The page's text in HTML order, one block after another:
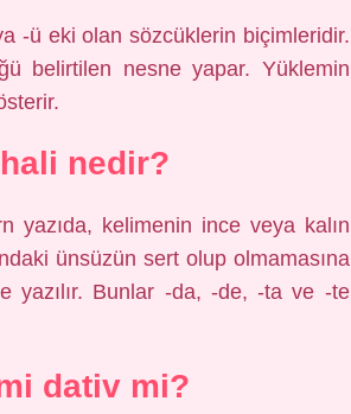
-ü eki olan sözcüklerin biçimleridir.
belirtilen nesne yapar. Yüklemin
nedir?
yazıda, kelimenin ince veya kalın
ünsüzün sert olup olmamasına
yazılır. Bunlar -da, -de, -ta ve -te
dativ mi?